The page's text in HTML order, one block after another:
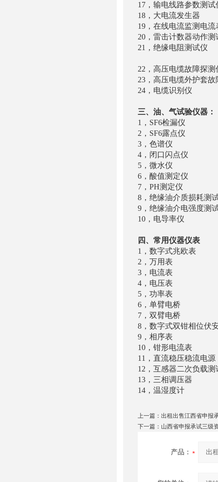
17，输电线路参
18，大电流发
19，在线电流
20，雷击计数
21，绝缘电阻
22，高压电缆
23，高压电
24，电缆
三、油、气试验仪器：
1，SF6检漏
2，SF6露点仪
3，色谱仪
4，闭口闪点仪
5，微水仪
6，酸值测定仪
7，PH测定仪
8，绝缘油介质损耗
9，绝缘油介电强度
10，电导率仪
四、常用仪器仪表
1，数字式兆欧
2，万用表
3，电流表
4，电压表
5，功率表
6，单臂电桥
7，双臂电桥
8，数字式双钳相
9，相序表
10，钳形电流
11，直流稳压稳
12，互感器二次负
13，三相调压
14，温湿度
上一篇： 出租出售江西省申报
下一篇： 山西省申报承试三级
产品：